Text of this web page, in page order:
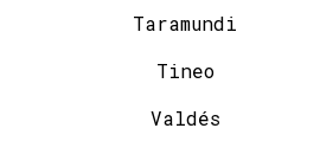
Taramundi
Tineo
Valdés